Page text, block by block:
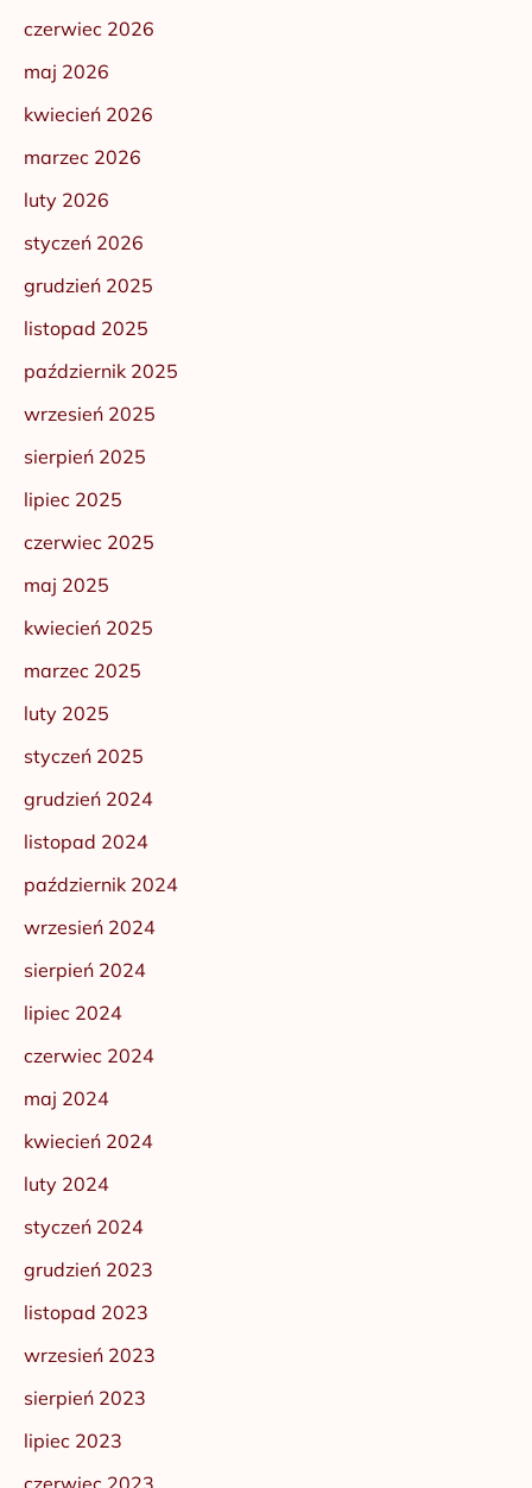
czerwiec 2026
maj 2026
kwiecień 2026
marzec 2026
luty 2026
styczeń 2026
grudzień 2025
listopad 2025
październik 2025
wrzesień 2025
sierpień 2025
lipiec 2025
czerwiec 2025
maj 2025
kwiecień 2025
marzec 2025
luty 2025
styczeń 2025
grudzień 2024
listopad 2024
październik 2024
wrzesień 2024
sierpień 2024
lipiec 2024
czerwiec 2024
maj 2024
kwiecień 2024
luty 2024
styczeń 2024
grudzień 2023
listopad 2023
wrzesień 2023
sierpień 2023
lipiec 2023